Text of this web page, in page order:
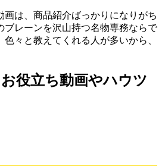
画は、商品紹介ばっかりになりがち
ブレーンを沢山持つ名物専務ならで
々と教えてくれる人が多いから、
役立ち動画やハウツ